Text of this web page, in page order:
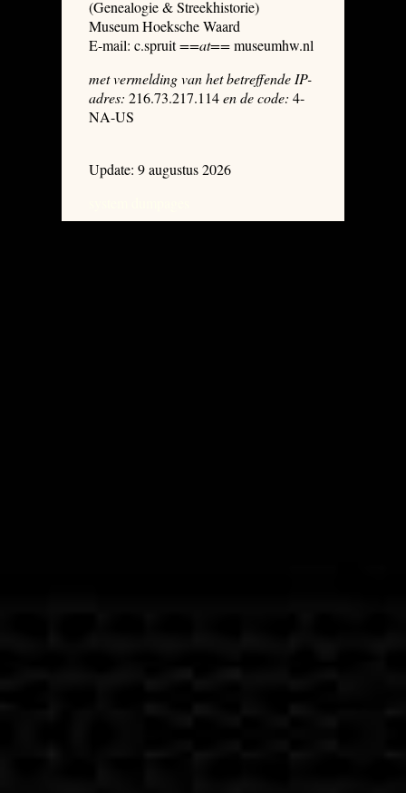
(Genealogie & Streekhistorie)
Museum Hoeksche Waard
E-mail: c.spruit==at==museumhw.nl
met vermelding van het betreffende IP-
adres: 216.73.217.114en de code: 4-
NA-US
Update: 9 augustus 2026